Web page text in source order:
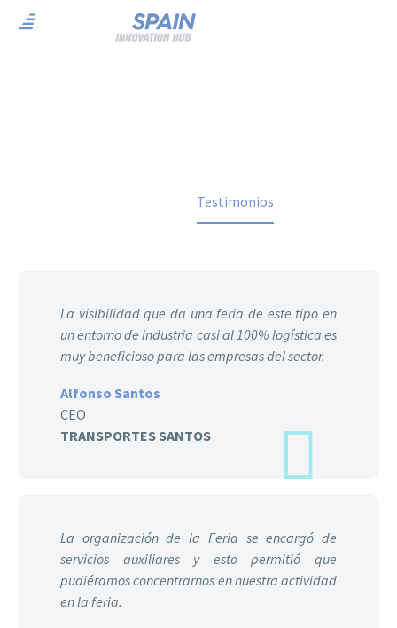
Testimonios
La visibilidad que da una feria de este tipo en
un entorno de industria casi al 100% logística es
muy beneficioso para las empresas del sector.
Alfonso Santos
CEO
TRANSPORTES SANTOS
La organización de la Feria se encargó de
servicios auxiliares y esto permitió que
pudiéramos concentrarnos en nuestra actividad
en la feria.